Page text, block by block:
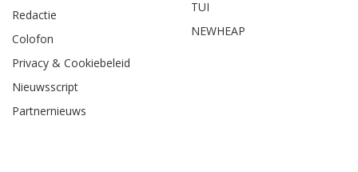
Redactie
Colofon
Privacy & Cookiebeleid
Nieuwsscript
Partnernieuws
TUI
NEWHEAP